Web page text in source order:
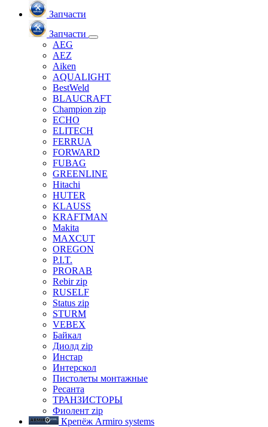
Запчасти
Запчасти
AEG
AEZ
Aiken
AQUALIGHT
BestWeld
BLAUCRAFT
Champion zip
ECHO
ELITECH
FERRUA
FORWARD
FUBAG
GREENLINE
Hitachi
HUTER
KLAUSS
KRAFTMAN
Makita
MAXCUT
OREGON
P.I.T.
PRORAB
Rebir zip
RUSELF
Status zip
STURM
VEBEX
Байкал
Диолд zip
Инстар
Интерскол
Пистолеты монтажные
Ресанта
ТРАНЗИСТОРЫ
Фиолент zip
Крепёж Armiro systems